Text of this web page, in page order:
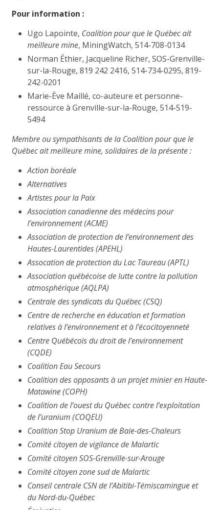
Pour information :
Ugo Lapointe, Coalition pour que le Québec ait
meilleure mine, MiningWatch, 514-708-0134
Norman Éthier, Jacqueline Richer, SOS-Grenville-
sur-la-Rouge, 819 242 2416, 514-734-0295, 819-
242-0201
Marie-Ève Maillé, co-auteure et personne-
ressource à Grenville-sur-la-Rouge, 514-519-
5494
Membre ou sympathisants de la Coalition pour que le
Québec ait meilleure mine, solidaires de la présente :
Action boréale
Alternatives
Artistes pour la Paix
Association canadienne des médecins pour
l’environnement (ACME)
Association de protection de l’environnement des
Hautes-Laurentides (APEHL)
Assocation de protection du Lac Taureau (APTL)
Association québécoise de lutte contre la pollution
atmosphérique (AQLPA)
Centrale des syndicats du Québec (CSQ)
Centre de recherche en éducation et formation
relatives à l’environnement et à l’écocitoyenneté
Centre Québécois du droit de l’environnement
(CQDE)
Coalition Eau Secours
Coalition des opposants à un projet minier en Haute-
Matawine (COPH)
Coalition de l’ouest du Québec contre l’exploitation
de l’uranium (COQEU)
Coalition Stop Uranium de Baie-des-Chaleurs
Comité citoyen de vigilance de Malartic
Comité citoyen SOS-Grenville-sur-Arouge
Comité citoyen zone sud de Malartic
Conseil centrale CSN de l’Abitibi-Témiscamingue et
du Nord-du-Québec